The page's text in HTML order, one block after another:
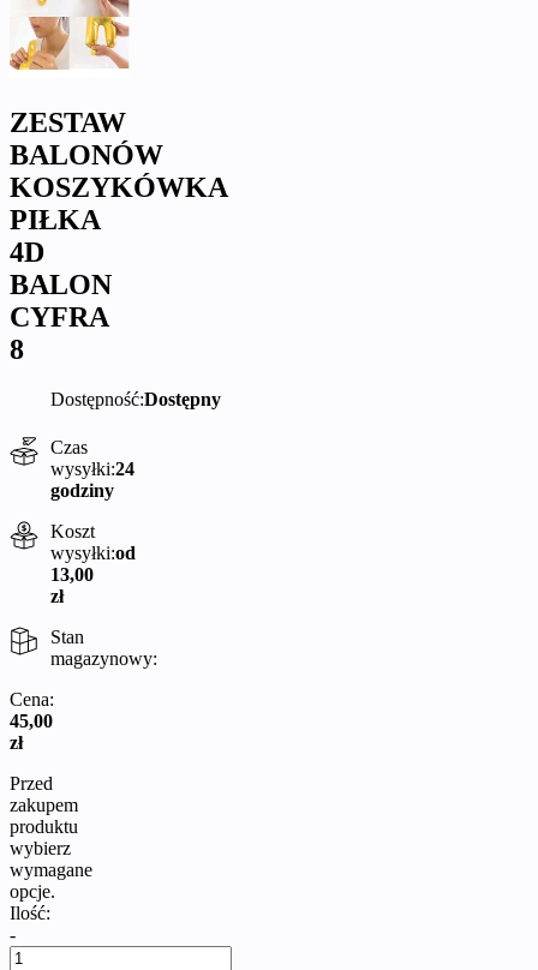
ZESTAW
BALONÓW
KOSZYKÓWKA
PIŁKA
4D
BALON
CYFRA
8
Dostępność:Dostępny
Czas
wysyłki:24
godziny
Koszt
wysyłki:od
13,00
zł
Stan
magazynowy:
Cena:
45,00
zł
Przed
zakupem
produktu
wybierz
wymagane
opcje.
Ilość:
-